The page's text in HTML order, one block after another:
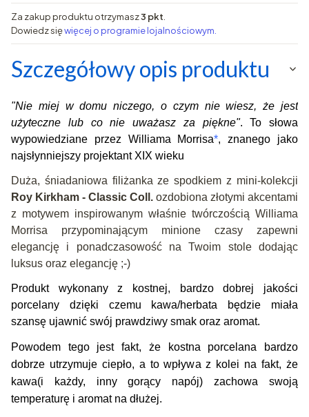
Za zakup produktu otrzymasz3 pkt.
Dowiedz sięwięcej o programie lojalnościowym.
Szczegółowy opis produktu
"Nie miej w domu niczego, o czym nie wiesz, że jest
użyteczne lub co nie uważasz za piękne". To słowa
wypowiedziane przez Williama Morrisa*, znanego jako
najsłynniejszy projektant XIX wieku
Duża, śniadaniowa filiżanka ze spodkiem z mini-kolekcji
Roy Kirkham - Classic Coll. ozdobiona złotymi akcentami
z motywem inspirowanym właśnie twórczością Williama
Morrisa przypominającym minione czasy zapewni
elegancję i ponadczasowość na Twoim stole dodając
luksus oraz elegancję ;-)
Produkt wykonany z kostnej, bardzo dobrej jakości
porcelany dzięki czemu kawa/herbata będzie miała
szansę ujawnić swój prawdziwy smak oraz aromat.
Powodem tego jest fakt, że kostna porcelana bardzo
dobrze utrzymuje ciepło, a to wpływa z kolei na fakt, że
kawa(i każdy, inny gorący napój) zachowa swoją
temperaturę i aromat na dłużej.